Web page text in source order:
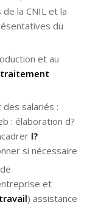
la CNIL et la
du
et au
salariés :
: élaboration d?
l?
si nécessaire
et
) assistance